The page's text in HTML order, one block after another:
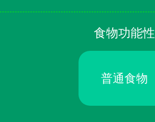
食物功能性
普通食物